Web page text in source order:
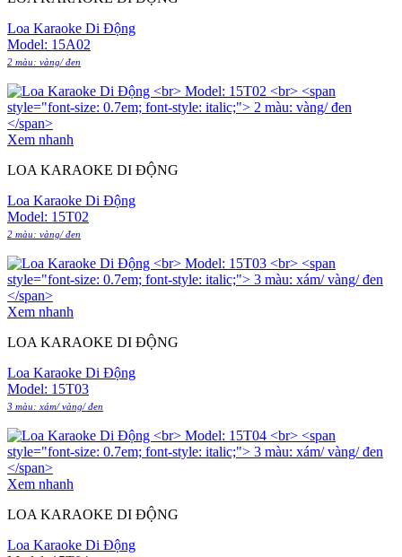
Loa Karaoke Di Động
Model: 15A02
2 màu: vàng/ đen
Xem nhanh
LOA KARAOKE DI ĐỘNG
Loa Karaoke Di Động
Model: 15T02
2 màu: vàng/ đen
Xem nhanh
LOA KARAOKE DI ĐỘNG
Loa Karaoke Di Động
Model: 15T03
3 màu: xám/ vàng/ đen
Xem nhanh
LOA KARAOKE DI ĐỘNG
Loa Karaoke Di Động